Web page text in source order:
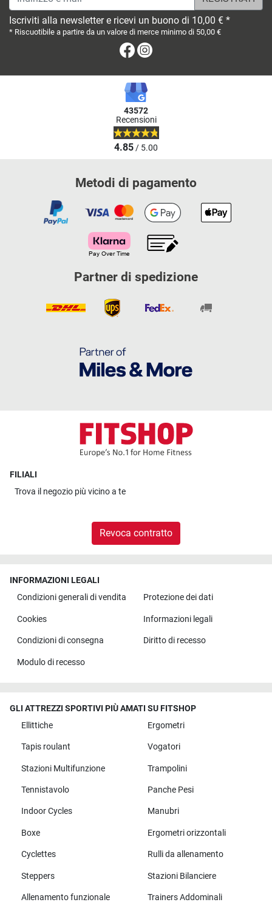
Iscriviti alla newsletter e ricevi un buono di 10,00 € *
* Riscuotibile a partire da un valore di merce minimo di 50,00 €
Facebook
43572
Recensioni
4.85/ 5.00
Metodi di pagamento
Partner di spedizione
FILIALI
Trova il negozio più vicino a te
Revoca contratto
INFORMAZIONI LEGALI
Condizioni generali di vendita
Protezione dei dati
Cookies Informazioni legali
Condizioni di consegna Diritto di recesso
Modulo di recesso
GLI ATTREZZI SPORTIVI PIÙ AMATI SU FITSHOP
Ellittiche
Ergometri
Tapis roulant Vogatori
Stazioni Multifunzione Trampolini
Tennistavolo Panche Pesi
Indoor Cycles Manubri
Boxe Ergometri orizzontali
Cyclettes Rulli da allenamento
Steppers Stazioni Bilanciere
Allenamento funzionale Trainers Addominali